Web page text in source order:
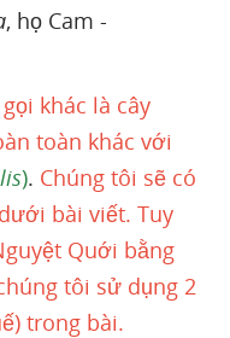
, họ Cam -
khác là cây
toàn khác với
). Chúng tôi sẽ có
bài viết. Tuy
Quới bằng
tôi sử dụng 2
trong bài.